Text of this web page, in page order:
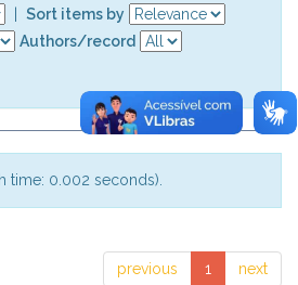
Sort items by
Authors/record
time: 0.002 seconds).
previous 1 next